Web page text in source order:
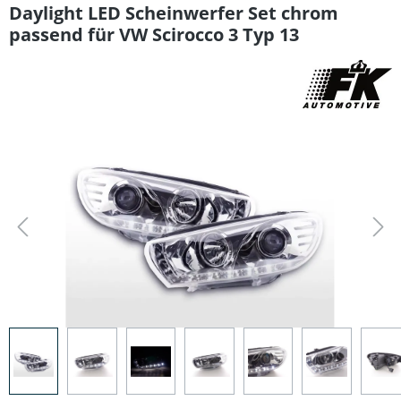
Daylight LED Scheinwerfer Set chrom
passend für VW Scirocco 3 Typ 13